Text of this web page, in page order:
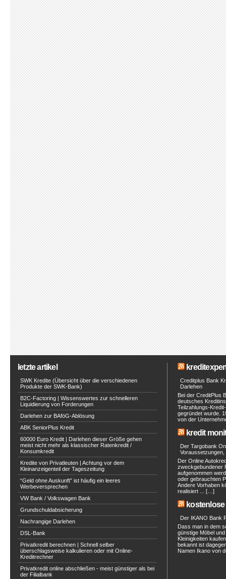
letzte artikel
SWK Kredite (Übersicht über die verschiedenen
Produkte der SWK-Bank)
B2C-Factoring | Wissenswertes zur schnelleren
Liquidierung von Forderungen
Darlehen zur BAföG-Ablösung
ABK SeniorPlus Kredit
60000 Euro Kredit | Darlehen dieser Größe gehen
meist nicht mehr als klassischer Ratenkredit /
Konsumkredit
Kredite von Privatleuten | Achtung vor dem
Kleinanzeigenteil der Tageszeitung
“Geld ohne Auskunft” ist häufig ein leeres
Werbeversprechen
VW Bank / Volkswagen Bank
Grundschuldabsicherung
Nachrangige Darlehen
DSL-Bank
Privatkredit berechnen | Schnell selber
überschlagsweise kalkulieren oder mit Online-
Kreditrechner
Privatkredit online abschließen - meist günstiger als bei
der Filialbank
Creditplus Bank
Darlehen
Bei der CreditPlus
deutsches
Teilzahlungs-
gegründet wurde.
von der
kredit
Der Targobank
Voraussetzungen,
Der Online
zweckgebundener
aufgenommen
oder gebrauchten
Andere Vorhaben
realisiert ... […]
Der IKANO Bank
Dass man in dem
günstige Möbel
Kleinigkeiten
bekannt ist
Namen Ikano von